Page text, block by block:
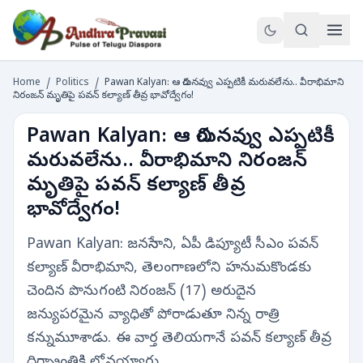
Home / Politics / Pawan Kalyan: ఆ చిరునవ్వు ఎప్పటికీ మరువలేను.. వీరాభిమాని
నిరంజన్ మృతిపై పవన్ కల్యాణ్ తీవ్ర భావోద్వేగం!
Pawan Kalyan: ఆ చిరునవ్వు ఎప్పటికీ
మరువలేను.. వీరాభిమాని నిరంజన్
మృతిపై పవన్ కల్యాణ్ తీవ్ర
భావోద్వేగం!
Pawan Kalyan: జనసేనాని, ఏపీ డిప్యూటీ సీఎం పవన్
కల్యాణ్ వీరాభిమాని, తెలంగాణలోని హనుమకొండకు
చెందిన పొనుగంటి నిరంజన్ (17) అరుదైన
జన్యుపరమైన వ్యాధితో పోరాడుతూ నిన్న రాత్రి
కన్నుమూశాడు. ఈ వార్త తెలియగానే పవన్ కల్యాణ్ తీవ్ర